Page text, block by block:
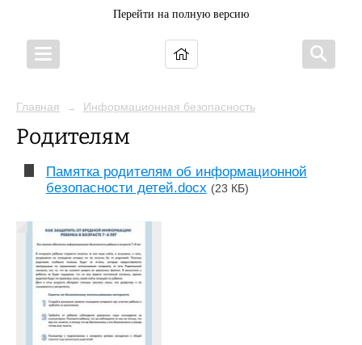
Перейти на полную версию
Главная → Информационная безопасность
Родителям
Памятка родителям об информационной
безопасности детей.docx (23 КБ)